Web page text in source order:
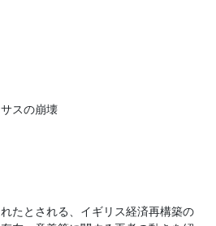
スの崩壊
たとされる、イギリス経済再構築の